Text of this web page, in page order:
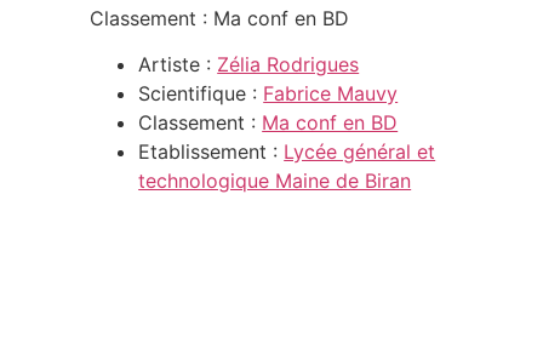
Classement : Ma conf en BD
Artiste : Zélia Rodrigues
Scientifique : Fabrice Mauvy
Classement : Ma conf en BD
Etablissement : Lycée général et
technologique Maine de Biran